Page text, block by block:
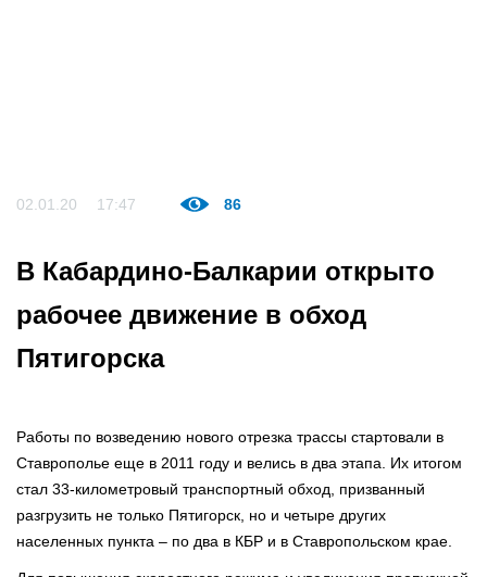
02.01.20 17:47 86
В Кабардино-Балкарии открыто
рабочее движение в обход
Пятигорска
Работы по возведению нового отрезка трассы стартовали в
Ставрополье еще в 2011 году и велись в два этапа. Их итогом
стал 33-километровый транспортный обход, призванный
разгрузить не только Пятигорск, но и четыре других
населенных пункта – по два в КБР и в Ставропольском крае.